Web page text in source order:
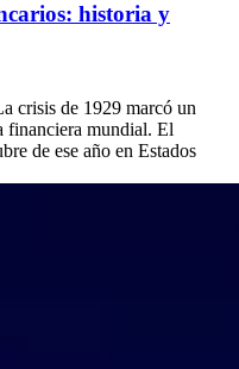
historia y
crisis de 1929 marcó un
financiera mundial. El
de ese año en Estados